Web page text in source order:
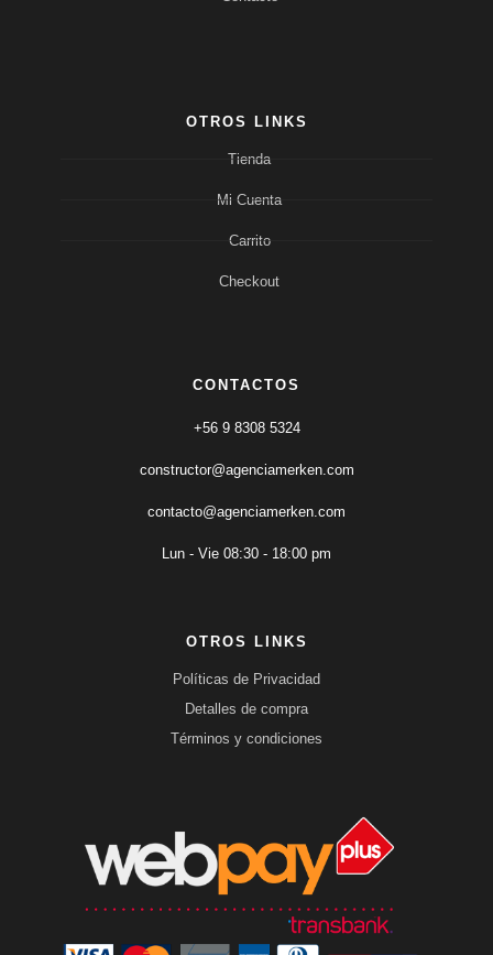
OTROS LINKS
Tienda
Mi Cuenta
Carrito
Checkout
CONTACTOS
+56 9 8308 5324
constructor@agenciamerken.com
contacto@agenciamerken.com
Lun - Vie 08:30 - 18:00 pm
OTROS LINKS
Políticas de Privacidad
Detalles de compra
Términos y condiciones